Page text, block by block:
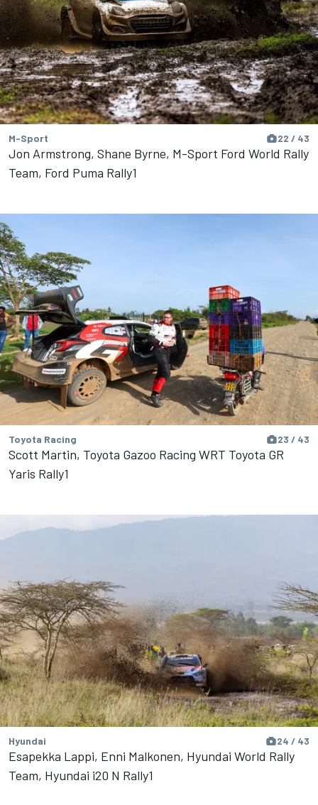
M-Sport 22 / 43
Jon Armstrong, Shane Byrne, M-Sport Ford World Rally
Team, Ford Puma Rally1
Toyota Racing 23 / 43
Scott Martin, Toyota Gazoo Racing WRT Toyota GR
Yaris Rally1
Hyundai 24 / 43
Esapekka Lappi, Enni Malkonen, Hyundai World Rally
Team, Hyundai i20 N Rally1